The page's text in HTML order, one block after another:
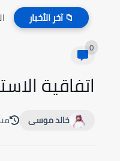
📁 آخر الأخبار
0
اتفاقية
خالد موسى منذ